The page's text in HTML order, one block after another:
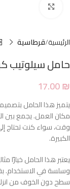
الرئيسية قرطاسية
حامل سيلوتيب
17.00₪
يتميز هذا الحامل
مكان العمل. يجمع بين
وقت، سواء كنت تحتاج
الكبيرة.
يعتبر هذا الحامل خيارًا
وسلسة في الاستخدام.
سطح دون الخوف من